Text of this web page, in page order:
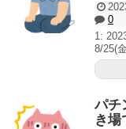
Powered by
0
1:
8/25(
パチ
き場